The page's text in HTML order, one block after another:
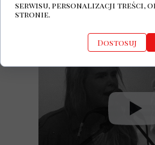
serwisu, personalizacji treści,
stronie.
Dostosuj